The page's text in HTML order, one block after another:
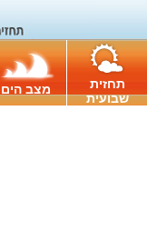
תחזית
שבועית
מצב הים